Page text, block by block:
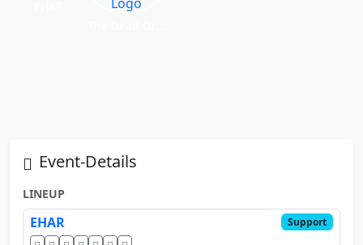
Event-Details
LINEUP
EHAR Support